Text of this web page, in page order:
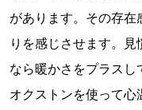
があります。その存在
りを感じさせます。
なら暖かさをプラスし
オクストンを使って